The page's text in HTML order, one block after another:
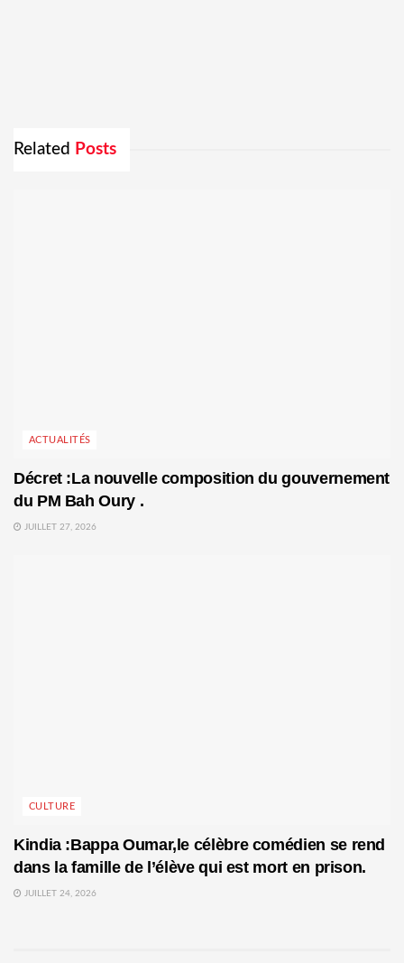
Related Posts
ACTUALITÉS
Décret :La nouvelle composition du gouvernement
du PM Bah Oury .
JUILLET 27, 2026
CULTURE
Kindia :Bappa Oumar,le célèbre comédien se rend
dans la famille de l’élève qui est mort en prison.
JUILLET 24, 2026